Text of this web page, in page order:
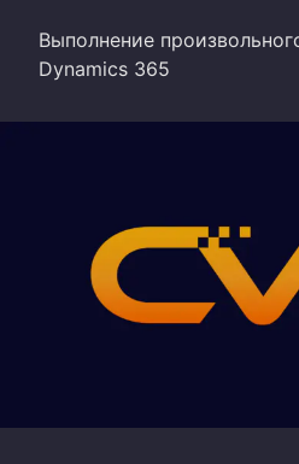
Выполнение
Dynamics 365